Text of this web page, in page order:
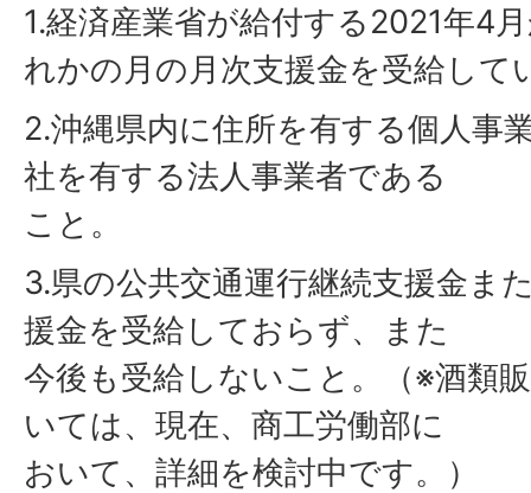
1.経済産業省が給付する2021年4
れかの月の月次支援金を受給して
2.沖縄県内に住所を有する個人事
社を有する法人事業者である
こと。
3.県の公共交通運行継続支援金ま
援金を受給しておらず、また
今後も受給しないこと。（※酒類
いては、現在、商工労働部に
おいて、詳細を検討中です。）